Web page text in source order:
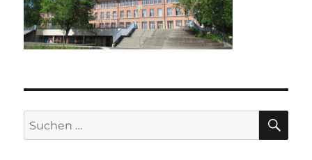
Suche
nach: